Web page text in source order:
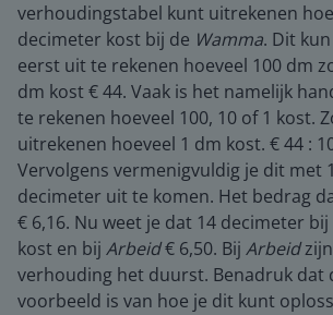
verhoudingstabel kunt uitrekenen
decimeter kost bij de Wamma. Dit
eerst uit te rekenen hoeveel 100 dm
dm kost € 44. Vaak is het namelijk
te rekenen hoeveel 100, 10 of 1 kost.
uitrekenen hoeveel 1 dm kost. € 44 :
Vervolgens vermenigvuldig je dit met
decimeter uit te komen. Het bedrag
€ 6,16. Nu weet je dat 14 decimeter bij
kost en bij Arbeid€ 6,50. Bij Arbeid
verhouding het duurst. Benadruk dat
voorbeeld is van hoe je dit kunt